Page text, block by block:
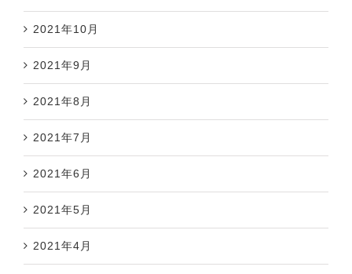
2021年10月
2021年9月
2021年8月
2021年7月
2021年6月
2021年5月
2021年4月